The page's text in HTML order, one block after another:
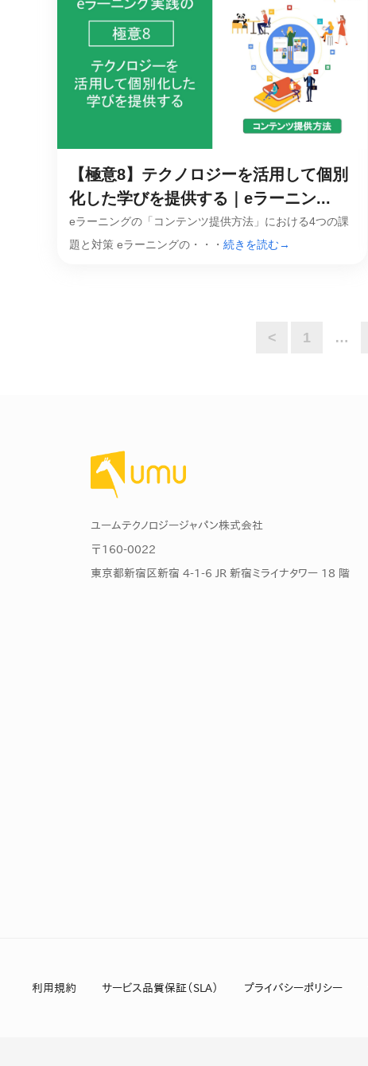
【極意8】テクノロジーを活用して個別
化した学びを提供する｜eラーニン...
eラーニングの「コンテンツ提供方法」における4つの課
題と対策 eラーニングの・・・ 続きを読む→
< 1 …
ユームテクノロジージャパン株式会社
〒160-0022
東京都新宿区新宿 4-1-6 JR 新宿ミライナタワー 18 階
利用規約 サービス品質保証（SLA） プライバシーポリシー